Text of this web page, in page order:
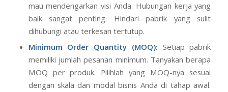
mau mendengarkan visi Anda. Hubungan kerja yang
baik sangat penting. Hindari pabrik yang sulit
dihubungi atau terkesan tertutup.
Minimum Order Quantity (MOQ): Setiap pabrik
memiliki jumlah pesanan minimum. Tanyakan berapa
MOQ per produk. Pilihlah yang MOQ-nya sesuai
dengan skala dan modal bisnis Anda di tahap awal.